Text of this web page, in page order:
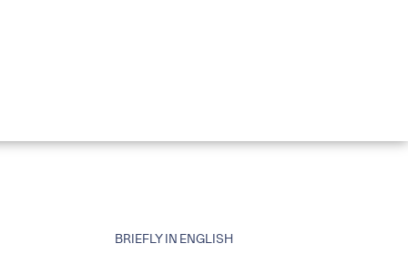
BRIEFLY IN ENGLISH